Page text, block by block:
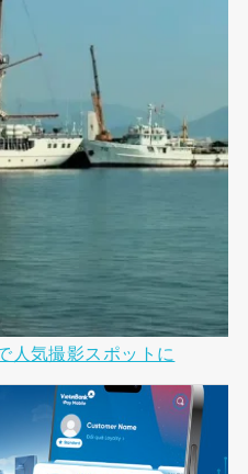
人気撮影スポットに